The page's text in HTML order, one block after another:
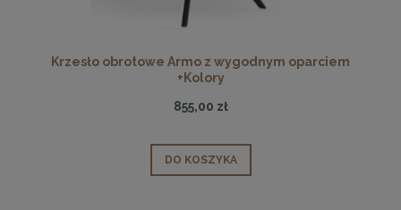
Krzesło obrotowe Armo z wygodnym oparciem
+Kolory
855,00 zł
DO KOSZYKA